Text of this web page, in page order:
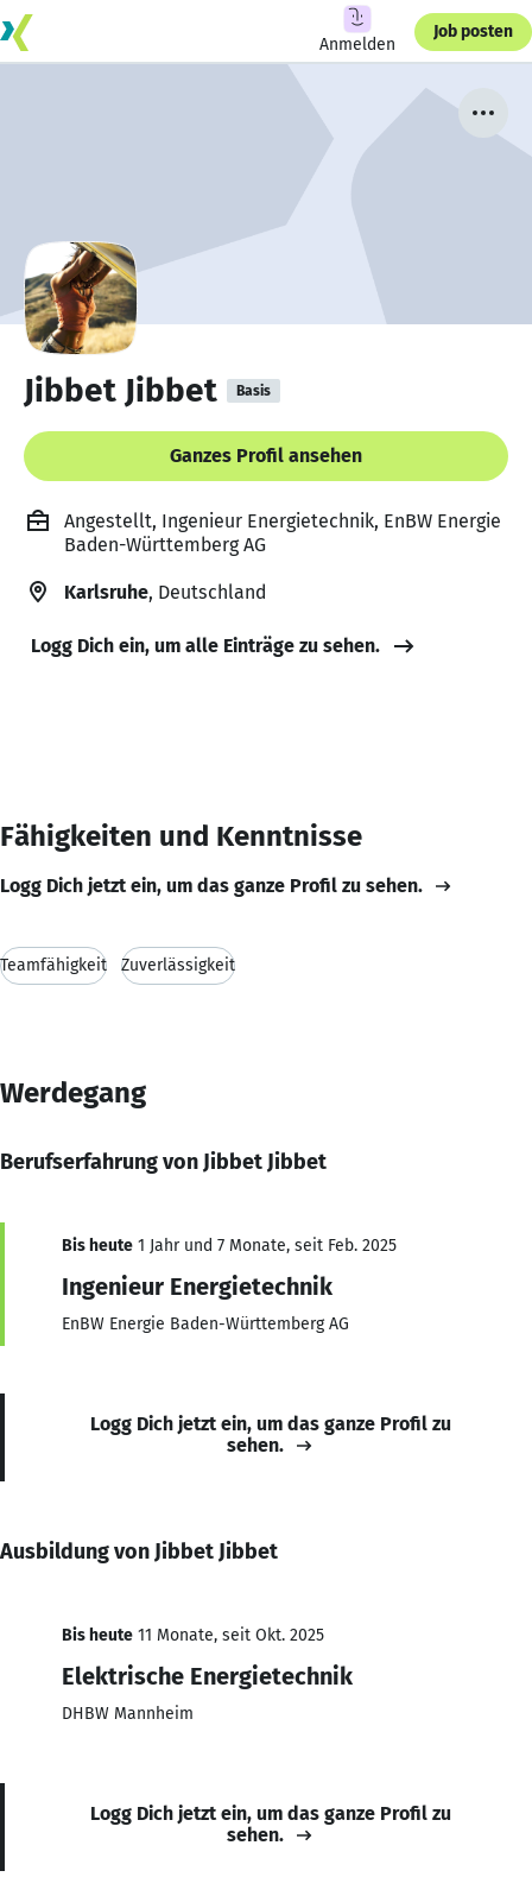
Anmelden
Job posten
Jibbet Jibbet Basis
Ganzes Profil ansehen
Angestellt, Ingenieur Energietechnik, EnBW Energie
Baden-Württemberg AG
Karlsruhe, Deutschland
Logg Dich ein, um alle Einträge zu sehen.
Fähigkeiten und Kenntnisse
Logg Dich jetzt ein, um das ganze Profil zu sehen.
Teamfähigkeit Zuverlässigkeit
Werdegang
Berufserfahrung von Jibbet Jibbet
Bis heute 1 Jahr und 7 Monate, seit Feb. 2025
Ingenieur Energietechnik
EnBW Energie Baden-Württemberg AG
Logg Dich jetzt ein, um das ganze Profil zu
sehen.
Ausbildung von Jibbet Jibbet
Bis heute 11 Monate, seit Okt. 2025
Elektrische Energietechnik
DHBW Mannheim
Logg Dich jetzt ein, um das ganze Profil zu
sehen.